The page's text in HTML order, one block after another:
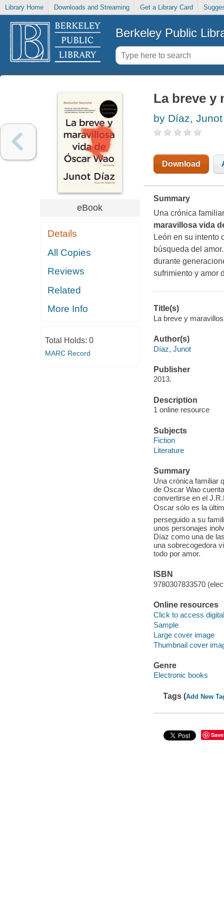
Library Home Downloads and Streaming Get a Library Card
Berkeley Public
eBook
Details
All Copies
Reviews
Related
More Info
Total Holds: 0
MARC Record
La breve y
by Díaz, Junot
Download
Summary
Una crónica
maravillosa vida
León en su intento
búsqueda del
durante
sufrimiento y amor
Title(s)
La breve y
Author(s)
Díaz, Junot
Publisher
2013.
Description
1 online resource
Subjects
Fiction
Literature
Summary
Una crónica familiar
de Oscar Wao
convertirse en el
Oscar sólo es la
perseguido a su
unos personajes
Díaz como una de
una sobrecogedora
todo por amor.
ISBN
9780307833570
Online resources
Click to access
Sample
Large cover image
Thumbnail cover
Genre
Electronic books
Tags (Add New
Save